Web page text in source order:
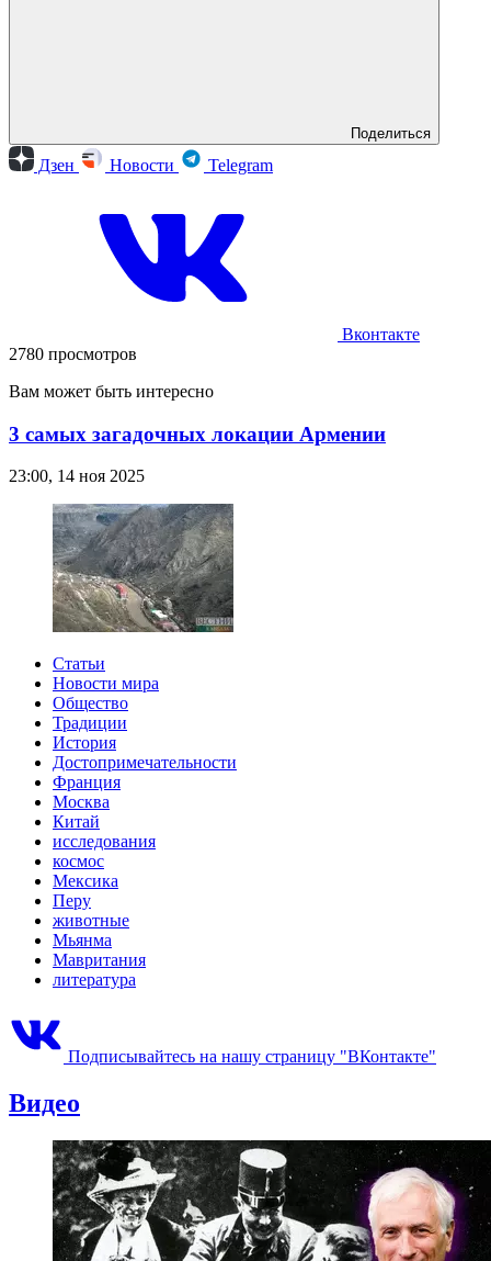
Поделиться
Дзен Новости Telegram
Вконтакте
2780 просмотров
Вам может быть интересно
3 самых загадочных локации Армении
23:00, 14 ноя 2025
Статьи
Новости мира
Общество
Традиции
История
Достопримечательности
Франция
Москва
Китай
исследования
космос
Мексика
Перу
животные
Мьянма
Мавритания
литература
Подписывайтесь на нашу страницу "ВКонтакте"
Видео